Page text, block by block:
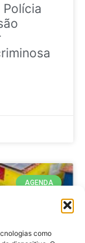
como
AGENDA